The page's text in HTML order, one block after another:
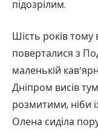
підозрілим.
Шість років
поверталися з
маленькій
Дніпром висів
розмитими, ніби
Олена сиділа